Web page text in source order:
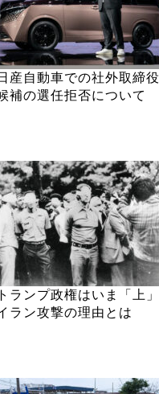
産自動車での社外取締役
補の選任拒否について
トランプ政権はいま「上」
ラン攻撃の理由とは